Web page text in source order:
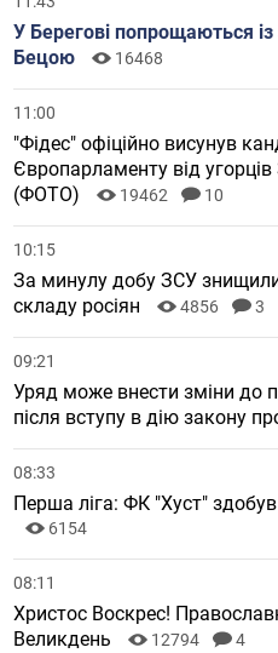
У Берегові попрощаються
Бецою
16468
11:00
"Фідес" офіційно висунув
Європарламенту від
(ФОТО)
19462 10
10:15
За минулу добу ЗСУ
складу росіян
4856 3
09:21
Уряд може внести зміни до
після вступу в дію закону
08:33
Перша ліга: ФК "Хуст"
6154
08:11
Христос Воскрес!
Великдень
12794 4